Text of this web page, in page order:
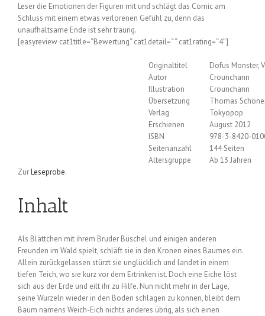
Leser die Emotionen der Figuren mit und schlägt das Comic am
Schluss mit einem etwas verlorenen Gefühl zu, denn das
unaufhaltsame Ende ist sehr traurig.
[easyreview cat1title=“Bewertung“ cat1detail=“ “ cat1rating=“4″]
Originaltitel
Dofus Monster,
Autor
Crounchann
Illustration
Crounchann
Übersetzung
Thomas
Verlag
Tokyopop
Erschienen
August 2012
ISBN
978-3-8420-
Seitenanzahl
144 Seiten
Altersgruppe
Ab 13 Jahren
ZurLeseprobe.
Inhalt
Als Blättchen mit ihrem Bruder Büschel und einigen anderen
Freunden im Wald spielt, schläft sie in den Kronen eines Baumes ein.
Allein zurückgelassen stürzt sie unglücklich und landet in einem
tiefen Teich, wo sie kurz vor dem Ertrinken ist. Doch eine Eiche löst
sich aus der Erde und eilt ihr zu Hilfe. Nun nicht mehr in der Lage,
seine Wurzeln wieder in den Boden schlagen zu können, bleibt dem
Baum namens Weich-Eich nichts anderes übrig, als sich einen